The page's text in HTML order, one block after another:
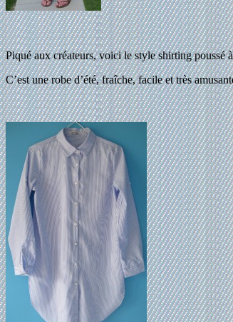
Piqué aux créateurs, voici le style shirting poussé
C’est une robe d’été, fraîche, facile et très